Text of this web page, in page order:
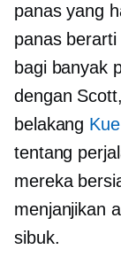
panas yang
panas berarti
bagi banyak
dengan
belakang
tentang
mereka
menjanjikan
sibuk.